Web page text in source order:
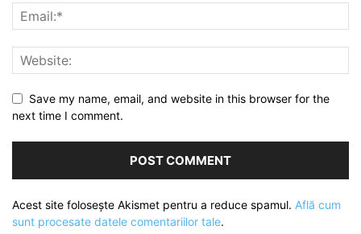
Save my name, email, and website in this browser for the
next time I comment.
Acest site folosește Akismet pentru a reduce spamul. Află cum
sunt procesate datele comentariilor tale.